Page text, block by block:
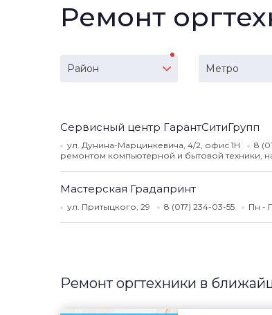
Ремонт
Район Метро
Сервисный центр ГарантСитиГрупп
ул. Дунина-Марцинкевича, 4/2, офис 1Н 8
ремонтом компьютерной и бытовой техники,
Мастерская Градапринт
ул. Притыцкого, 29 8 (017) 234-03-55 Пн -
Ремонт оргтехники в